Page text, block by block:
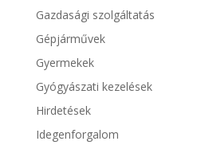
Gazdasági szolgáltatás
Gépjárművek
Gyermekek
Gyógyászati kezelések
Hirdetések
Idegenforgalom